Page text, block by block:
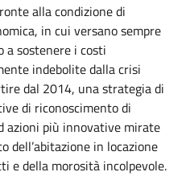
alla condizione di
in cui versano sempre
a sostenere i costi
indebolite dalla crisi
dal 2014, una strategia di
di riconoscimento di
azioni più innovative mirate
dell’abitazione in locazione
e della morosità incolpevole.